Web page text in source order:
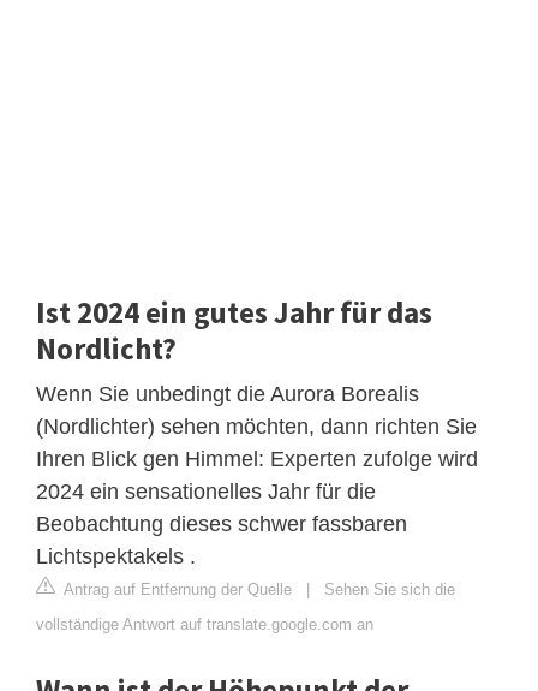
Ist 2024 ein gutes Jahr für das
Nordlicht?
Wenn Sie unbedingt die Aurora Borealis
(Nordlichter) sehen möchten, dann richten Sie
Ihren Blick gen Himmel: Experten zufolge wird
2024 ein sensationelles Jahr für die
Beobachtung dieses schwer fassbaren
Lichtspektakels .
Antrag auf Entfernung der Quelle | Sehen Sie sich die
vollständige Antwort auf translate.google.com an